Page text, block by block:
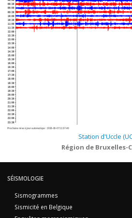
08:30
09:00
09:30
10:00
10:30
11:00
11:30
12:00
12:30
13:00
13:30
14:00
14:30
15:00
15:30
16:00
16:30
17:00
17:30
18:00
18:30
19:00
19:30
20:00
20:30
21:00
21:30
22:00
22:30
23:00
23:30
Prochaine mise à jour automatique :2026-08-07 11:57:40
Station d'Uccle
Région de Bruxelles-
SÉISMOLOGIE
Sismogrammes
Sismicité en Belgique